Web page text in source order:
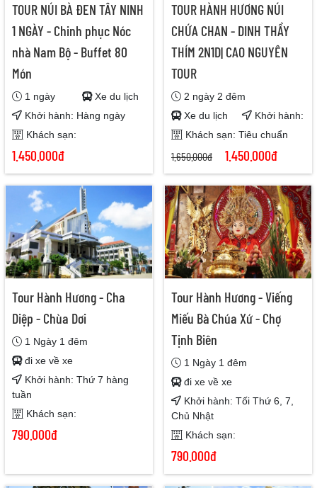
TOUR NÚI BÀ ĐEN TÂY NINH
1 NGÀY - Chinh phục Nóc
nhà Nam Bộ - Buffet 80
Món
1 ngày
Xe du lịch
Khởi hành: Hàng ngày
Khách sạn:
1.450.000đ
TOUR HÀNH HƯƠNG NÚI
CHỨA CHAN - DINH THẦY
THÍM 2N1D| CAO NGUYÊN
TOUR
2 ngày 2 đêm
Xe du lịch
Khởi hành:
Khách sạn: Tiêu chuẩn
1.650.000đ 1.450.000đ
Tour Hành Hương - Cha
Diệp - Chùa Dơi
1 Ngày 1 đêm
đi xe về xe
Khởi hành: Thứ 7 hàng
tuần
Khách sạn:
790.000đ
Tour Hành Hương - Viếng
Miếu Bà Chúa Xứ - Chợ
Tịnh Biên
1 Ngày 1 đêm
đi xe về xe
Khởi hành: Tối Thứ 6, 7,
Chủ Nhật
Khách sạn:
790.000đ